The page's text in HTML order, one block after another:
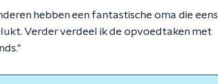
hebben een fantastische oma die eens
Verder verdeel ik de opvoedtaken met